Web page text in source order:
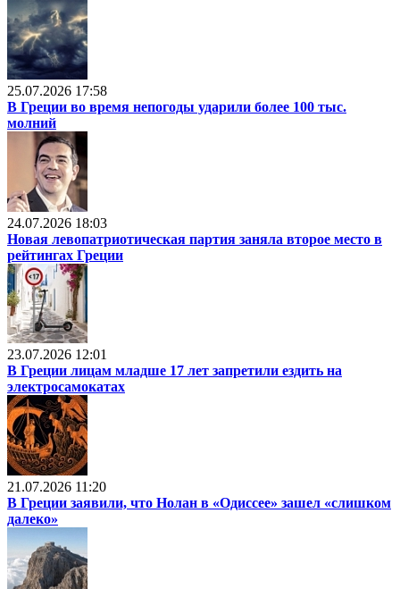
25.07.2026 17:58
В Греции во время непогоды ударили более 100 тыс.
молний
24.07.2026 18:03
Новая левопатриотическая партия заняла второе место в
рейтингах Греции
23.07.2026 12:01
В Греции лицам младше 17 лет запретили ездить на
электросамокатах
21.07.2026 11:20
В Греции заявили, что Нолан в «Одиссее» зашел «слишком
далеко»